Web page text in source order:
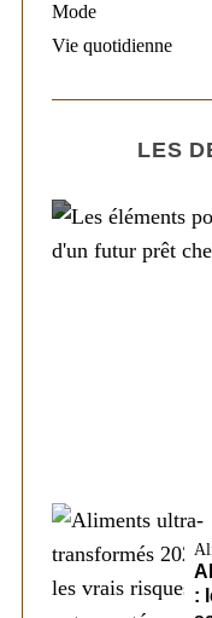
Mode
Vie quotidienne
LES
: